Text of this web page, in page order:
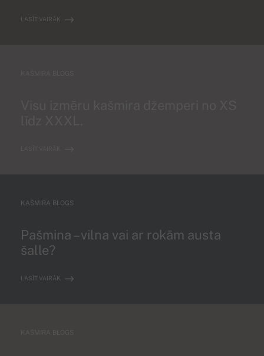
LASĪT VAIRĀK
KAŠMIRA BLOGS
Pašmina – vilna vai ar rokām austa
šalle?
LASĪT VAIRĀK